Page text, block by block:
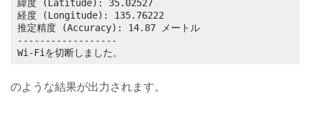
緯度 (Latitude): 35.02527
経度 (Longitude): 135.76222
推定精度 (Accuracy): 14.87 メートル
------------------
Wi-Fiを切断しました。
のような結果が出力されます。